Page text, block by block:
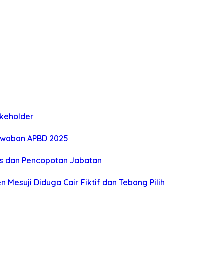
APBD 2025
dan Pencopotan Jabatan
Mesuji Diduga Cair Fiktif dan Tebang Pilih